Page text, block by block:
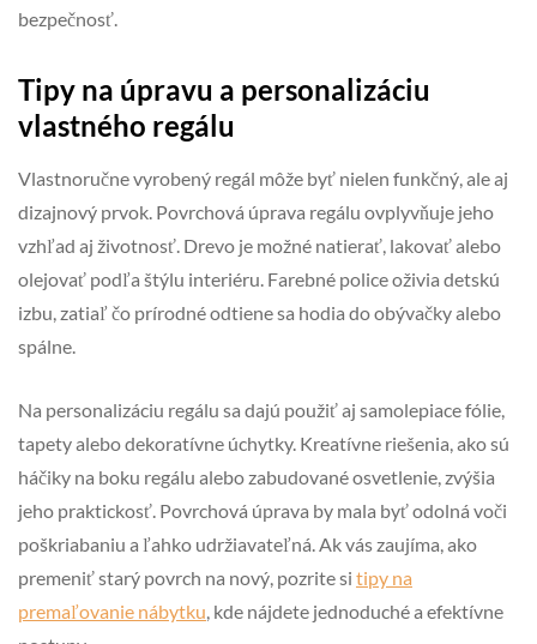
bezpečnosť.
Tipy na úpravu a personalizáciu
vlastného regálu
Vlastnoručne vyrobený regál môže byť nielen funkčný, ale aj
dizajnový prvok. Povrchová úprava regálu ovplyvňuje jeho
vzhľad aj životnosť. Drevo je možné natierať, lakovať alebo
olejovať podľa štýlu interiéru. Farebné police oživia detskú
izbu, zatiaľ čo prírodné odtiene sa hodia do obývačky alebo
spálne.
Na personalizáciu regálu sa dajú použiť aj samolepiace fólie,
tapety alebo dekoratívne úchytky. Kreatívne riešenia, ako sú
háčiky na boku regálu alebo zabudované osvetlenie, zvýšia
jeho praktickosť. Povrchová úprava by mala byť odolná voči
poškriabaniu a ľahko udržiavateľná. Ak vás zaujíma, ako
premeniť starý povrch na nový, pozrite si tipy na
premaľovanie nábytku, kde nájdete jednoduché a efektívne